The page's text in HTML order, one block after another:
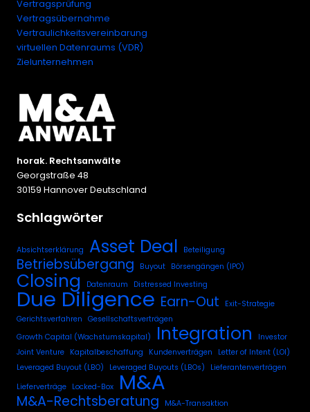
Vertragsprüfung
Vertragsübernahme
Vertraulichkeitsvereinbarung
virtuellen Datenraums (VDR)
Zielunternehmen
horak. Rechtsanwälte
Georgstraße 48
30159 Hannover Deutschland
Schlagwörter
Absichtserklärung Asset Deal Beteiligung
Betriebsübergang Buyout Börsengängen (IPO)
Closing Datenraum Distressed Investing
Due Diligence Earn-Out
Exit-Strategie
Gerichtsverfahren Gesellschaftsverträgen
Growth Capital (Wachstumskapital)
Integration
Investor
Joint Venture Kapitalbeschaffung Kundenverträgen
Letter of Intent (LOI)
Leveraged Buyout (LBO)
Leveraged Buyouts (LBOs)
Lieferantenverträgen
Lieferverträge Locked-Box M&A
M&A-Rechtsberatung
M&A-Transaktion